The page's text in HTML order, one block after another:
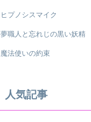
ヒプノシスマイク
夢職人と忘れじの黒い妖精
魔法使いの約束
人気記事